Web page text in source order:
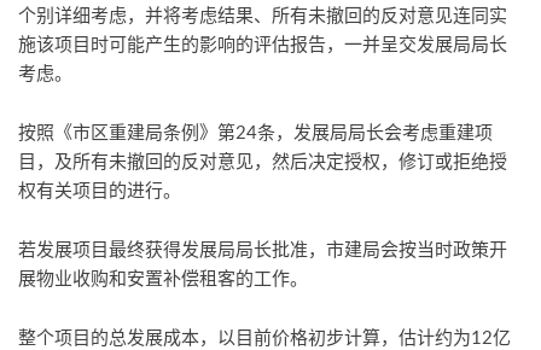
个别详细考虑，并将考虑结果、所有未撤回的反对意见连同实
施该项目时可能产生的影响的评估报告，一并呈交发展局局长
考虑。
按照《市区重建局条例》第24条，发展局局长会考虑重建项
目，及所有未撤回的反对意见，然后决定授权，修订或拒绝授
权有关项目的进行。
若发展项目最终获得发展局局长批准，市建局会按当时政策开
展物业收购和安置补偿租客的工作。
整个项目的总发展成本，以目前价格初步计算，估计约为12亿